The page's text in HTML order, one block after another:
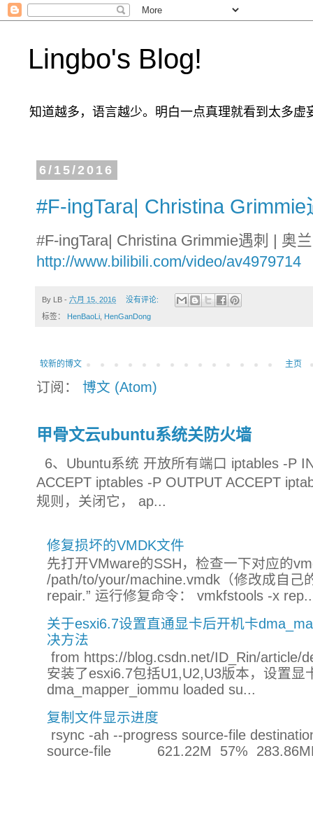
Lingbo's Blog!
知道越多，语言越少。明白一点真理就看到太多虚
6/15/2016
#F-ingTara| Christina
#F-ingTara| Christina Grimmie遇刺 | 奥
http://www.bilibili.com/video/av4979714
By LB - 六月 15, 2016 没有评论:
标签： HenBaoLi HenGanDong
较新的博文 主页
订阅： 博文 (Atom)
甲骨文云ubuntu系统关防火墙
6、Ubuntu系统 开放所有端口 iptables -P
ACCEPT iptables -P OUTPUT ACCEPT
规则，关闭它， ap...
修复损坏的VMDK文件
先打开VMware的SSH，检查一下对应的
/path/to/your/machine.vmdk（修改成自己
repair.” 运行修复命令： vmkfstools -x
关于esxi6.7设置直通显卡后开机卡
决方法
from https://blog.csdn.net/ID_Rin/
安装了esxi6.7包括U1,U2,U3版本，设置显
dma_mapper_iommu loaded su...
复制文件显示进度
rsync -ah --progress source-file
source-file 621.22M 57%